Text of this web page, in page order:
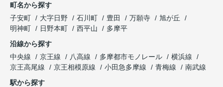
町名から探す
子安町
大字日野 石川町 豊田 万願寺
旭が丘
明神町
日野本町 西平山
多摩平
沿線から探す
中央線
京王線 八高線 多摩都市モノレール
横浜線
京王高尾線
京王相模原線 小田急多摩線 青梅線
南武線
駅から探す